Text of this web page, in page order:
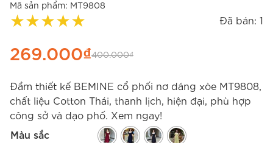
Mã sản phẩm: MT9808
★★★★★ Đã bán: 1
269.000₫400.000₫
Đầm thiết kế BEMINE cổ phối nơ dáng xòe MT9808,
chất liệu Cotton Thái, thanh lịch, hiện đại, phù hợp
công sở và dạo phố. Xem ngay!
Màu sắc